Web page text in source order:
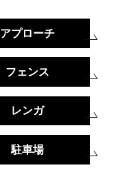
アプローチ
フェンス
レンガ
駐車場